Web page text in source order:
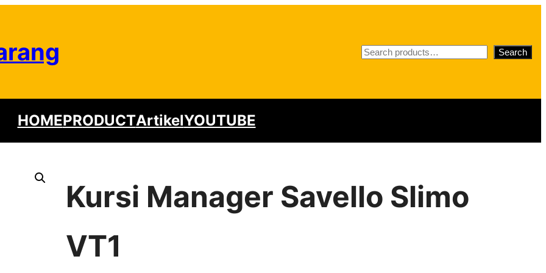
S
r
Search
HOMEPRODUCTArtikelYOUTUBE
Kursi Manager Savello Slimo
VT1